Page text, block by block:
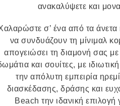
ανακαλύψετε και
σ’ ένα από τα
να συνδυάζουν τη μίνιμαλ
απογειώσει τη διαμονή σας
και σουίτες, με
την απόλυτη εμπειρία
διασκέδασης, δράσης και
Beach την ιδανική επιλογή